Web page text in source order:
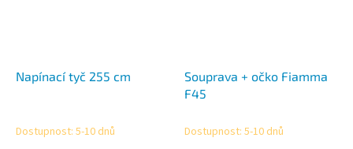
Napínací tyč 255 cm
Dostupnost: 5-10 dnů
Souprava + očko Fiamma
F45
Dostupnost: 5-10 dnů